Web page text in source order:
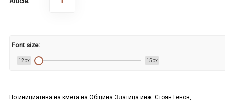
Font size:
12px 15px
По инициатива на кмета на Община Златица инж. Стоян Генов,